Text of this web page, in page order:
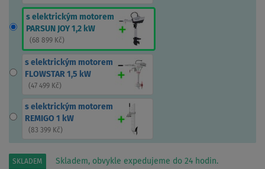
s elektrickým motorem
PARSUN JOY 1,2 kW
(68 899 Kč)
s elektrickým motorem
FLOWSTAR 1,5 kW
(47 499 Kč)
s elektrickým motorem
REMIGO 1 kW
(83 399 Kč)
SKLADEM Skladem, obvykle expedujeme do 24 hodin.